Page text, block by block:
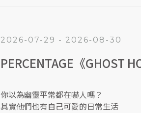
2026-07-29 - 2026-08-30
PERCENTAGE《GHOST
你以為幽靈平常都在嚇人嗎？
其實他們也有自己可愛的日常生活